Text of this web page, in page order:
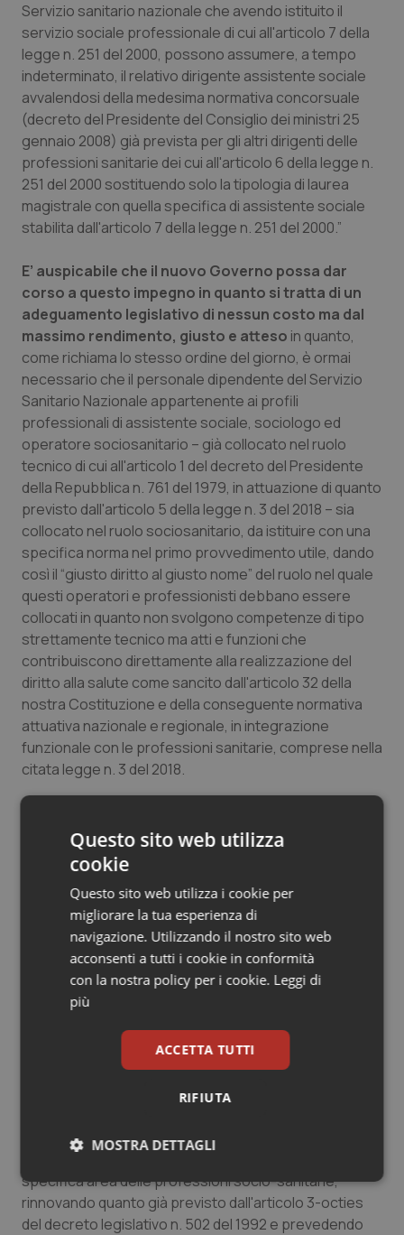
Servizio sanitario nazionale che avendo istituito il
servizio sociale professionale di cui all'articolo 7 della
legge n. 251 del 2000, possono assumere, a tempo
indeterminato, il relativo dirigente assistente sociale
avvalendosi della medesima normativa concorsuale
(decreto del Presidente del Consiglio dei ministri 25
gennaio 2008) già prevista per gli altri dirigenti delle
professioni sanitarie dei cui all'articolo 6 della legge n.
251 del 2000 sostituendo solo la tipologia di laurea
magistrale con quella specifica di assistente sociale
stabilita dall'articolo 7 della legge n. 251 del 2000.”
E’ auspicabile che il nuovo Governo possa dar
corso a questo impegno in quanto si tratta di un
adeguamento legislativo di nessun costo ma dal
massimo rendimento, giusto e atteso in quanto,
come richiama lo stesso ordine del giorno, è ormai
necessario che il personale dipendente del Servizio
Sanitario Nazionale appartenente ai profili
professionali di assistente sociale, sociologo ed
operatore sociosanitario – già collocato nel ruolo
tecnico di cui all'articolo 1 del decreto del Presidente
della Repubblica n. 761 del 1979, in attuazione di quanto
previsto dall'articolo 5 della legge n. 3 del 2018 – sia
collocato nel ruolo sociosanitario, da istituire con una
specifica norma nel primo provvedimento utile, dando
così il “giusto diritto al giusto nome” del ruolo nel quale
questi operatori e professionisti debbano essere
collocati in quanto non svolgono competenze di tipo
strettamente tecnico ma atti e funzioni che
contribuiscono direttamente alla realizzazione del
diritto alla salute come sancito dall'articolo 32 della
nostra Costituzione e della conseguente normativa
attuativa nazionale e regionale, in integrazione
funzionale con le professioni sanitarie, comprese nella
citata legge n. 3 del 2018.
come definita dalla Organizzazione Mondiale della
Sanità, cioè la tutela della salute come «stato di
completo benessere fisico, psichico e sociale e non
semplice assenza di malattia» fa sì che debba essere
attuata non solo in un sistema sanitario in senso
stretto bensì dando corso ad un'articolata e
complessa attività con più professionisti ed operatori
per individuare e conseguentemente modificare quei
fattori che influiscono negativamente sulla salute
individuale e collettiva promuovendo al contempo quelli
Per supportare tale strategia di promozione del
torte stimolo attraverso l'integrazione socio-sanitaria,
specifica area delle professioni socio-sanitarie,
rinnovando quanto già previsto dall'articolo 3-octies
del decreto legislativo n. 502 del 1992 e prevedendo
Questo sito web utilizza
cookie
Questo sito web utilizza i cookie per
migliorare la tua esperienza di
navigazione. Utilizzando il nostro sito web
acconsenti a tutti i cookie in conformità
con la nostra policy per i cookie. Leggi di
più
ACCETTA TUTTI
RIFIUTA
MOSTRA DETTAGLI
Necessari Statistici Marketing